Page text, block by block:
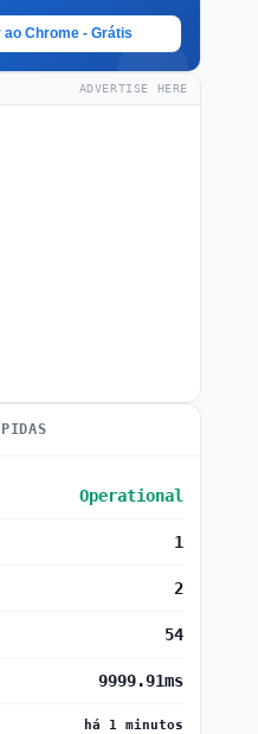
Chrome - Grátis
ADVERTISE HERE
Operational
1
2
54
9999.91ms
há 1 minutos